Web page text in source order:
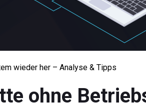
wieder her – Analyse & Tipps
ohne